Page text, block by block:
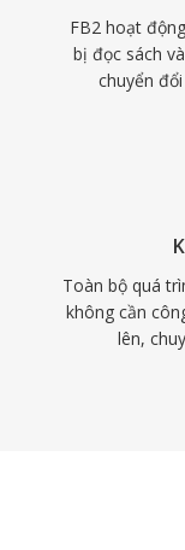
FB2 hoạt
bị đọc sách
chuyển
Toàn bộ quá
không cần
lên,